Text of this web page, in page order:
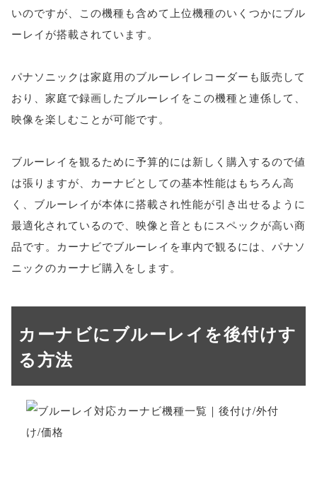
いのですが、この機種も含めて上位機種のいくつかにブル
ーレイが搭載されています。
パナソニックは家庭用のブルーレイレコーダーも販売して
おり、家庭で録画したブルーレイをこの機種と連係して、
映像を楽しむことが可能です。
ブルーレイを観るために予算的には新しく購入するので値
は張りますが、カーナビとしての基本性能はもちろん高
く、ブルーレイが本体に搭載され性能が引き出せるように
最適化されているので、映像と音ともにスペックが高い商
品です。カーナビでブルーレイを車内で観るには、パナソ
ニックのカーナビ購入をします。
カーナビにブルーレイを後付けす
る方法